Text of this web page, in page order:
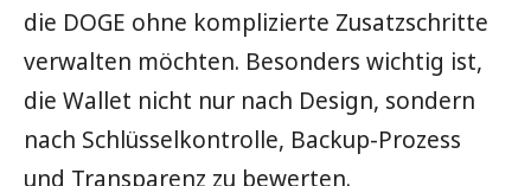
die DOGE ohne komplizierte Zusatzschritte
verwalten möchten. Besonders wichtig ist,
die Wallet nicht nur nach Design, sondern
nach Schlüsselkontrolle, Backup-Prozess
und Transparenz zu bewerten.